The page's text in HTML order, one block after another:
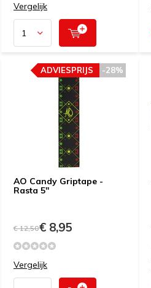
Vergelijk
AO Candy Griptape -
Rasta 5''
-28%
ADVIESPRIJS
€ 12,50€ 8,95
Vergelijk